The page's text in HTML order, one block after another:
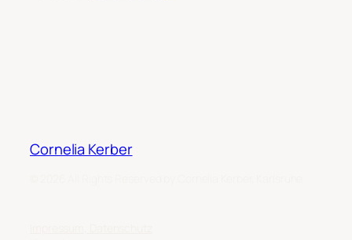
Cornelia Kerber